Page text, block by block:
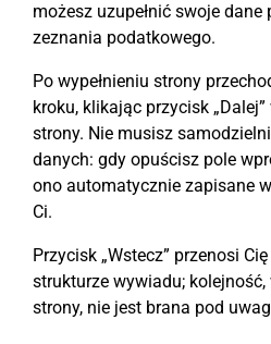
możesz uzupełnić swoje dane
zeznania podatkowego.
Po wypełnieniu strony
kroku, klikając przycisk
strony. Nie musisz
danych: gdy opuścisz pole
ono automatycznie zapisane
Ci.
Przycisk „Wstecz” przenosi
strukturze wywiadu; kolejność,
strony, nie jest brana pod